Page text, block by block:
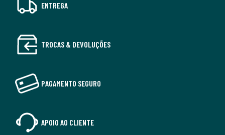
ENTREGA
TROCAS & DEVOLUÇÕES
PAGAMENTO SEGURO
APOIO AO CLIENTE